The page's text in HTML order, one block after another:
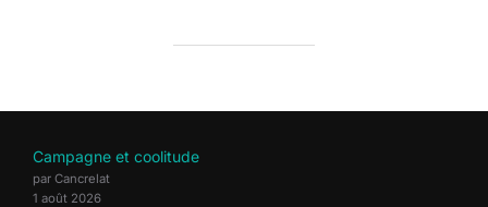
Campagne et coolitude
par Cancrelat
1 août 2026